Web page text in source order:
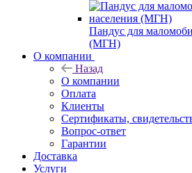
Пандус для
(МГН)
О компании
Назад
О компании
Оплата
Клиенты
Сертификаты,
Вопрос-ответ
Гарантии
Доставка
Услуги